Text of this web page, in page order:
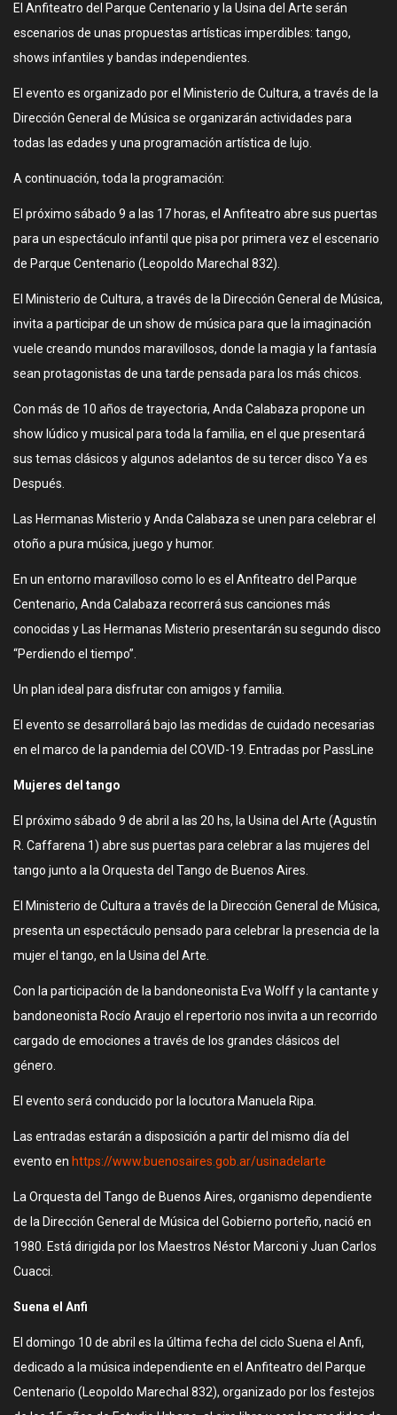
El Anfiteatro del Parque Centenario y la Usina del Arte serán
escenarios de unas propuestas artísticas imperdibles: tango,
shows infantiles y bandas independientes.
El evento es organizado por el Ministerio de Cultura, a través de la
Dirección General de Música se organizarán actividades para
todas las edades y una programación artística de lujo.
A continuación, toda la programación:
El próximo sábado 9 a las 17 horas, el Anfiteatro abre sus puertas
para un espectáculo infantil que pisa por primera vez el escenario
de Parque Centenario (Leopoldo Marechal 832).
El Ministerio de Cultura, a través de la Dirección General de Música,
invita a participar de un show de música para que la imaginación
vuele creando mundos maravillosos, donde la magia y la fantasía
sean protagonistas de una tarde pensada para los más chicos.
Con más de 10 años de trayectoria, Anda Calabaza propone un
show lúdico y musical para toda la familia, en el que presentará
sus temas clásicos y algunos adelantos de su tercer disco Ya es
Después.
Las Hermanas Misterio y Anda Calabaza se unen para celebrar el
otoño a pura música, juego y humor.
En un entorno maravilloso como lo es el Anfiteatro del Parque
Centenario, Anda Calabaza recorrerá sus canciones más
conocidas y Las Hermanas Misterio presentarán su segundo disco
“Perdiendo el tiempo”.
Un plan ideal para disfrutar con amigos y familia.
El evento se desarrollará bajo las medidas de cuidado necesarias
en el marco de la pandemia del COVID-19. Entradas por PassLine
Mujeres del tango
El próximo sábado 9 de abril a las 20 hs, la Usina del Arte (Agustín
R. Caffarena 1) abre sus puertas para celebrar a las mujeres del
tango junto a la Orquesta del Tango de Buenos Aires.
El Ministerio de Cultura a través de la Dirección General de Música,
presenta un espectáculo pensado para celebrar la presencia de la
mujer el tango, en la Usina del Arte.
Con la participación de la bandoneonista Eva Wolff y la cantante y
bandoneonista Rocío Araujo el repertorio nos invita a un recorrido
cargado de emociones a través de los grandes clásicos del
género.
El evento será conducido por la locutora Manuela Ripa.
Las entradas estarán a disposición a partir del mismo día del
evento en https://www.buenosaires.gob.ar/usinadelarte
La Orquesta del Tango de Buenos Aires, organismo dependiente
de la Dirección General de Música del Gobierno porteño, nació en
1980. Está dirigida por los Maestros Néstor Marconi y Juan Carlos
Cuacci.
Suena el Anfi
El domingo 10 de abril es la última fecha del ciclo Suena el Anfi,
dedicado a la música independiente en el Anfiteatro del Parque
Centenario (Leopoldo Marechal 832), organizado por los festejos